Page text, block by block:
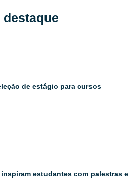
de estágio para cursos
estudantes com palestras e